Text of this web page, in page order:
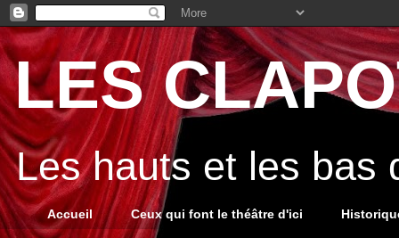
LES
Les hauts et les bas
Accueil Ceux qui font le théâtre d'ici